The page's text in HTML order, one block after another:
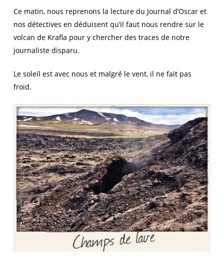
Ce matin, nous reprenons la lecture du Journal d’Oscar et
nos détectives en déduisent qu’il faut nous rendre sur le
volcan de Krafla pour y chercher des traces de notre
journaliste disparu.
Le soleil est avec nous et malgré le vent, il ne fait pas
froid.